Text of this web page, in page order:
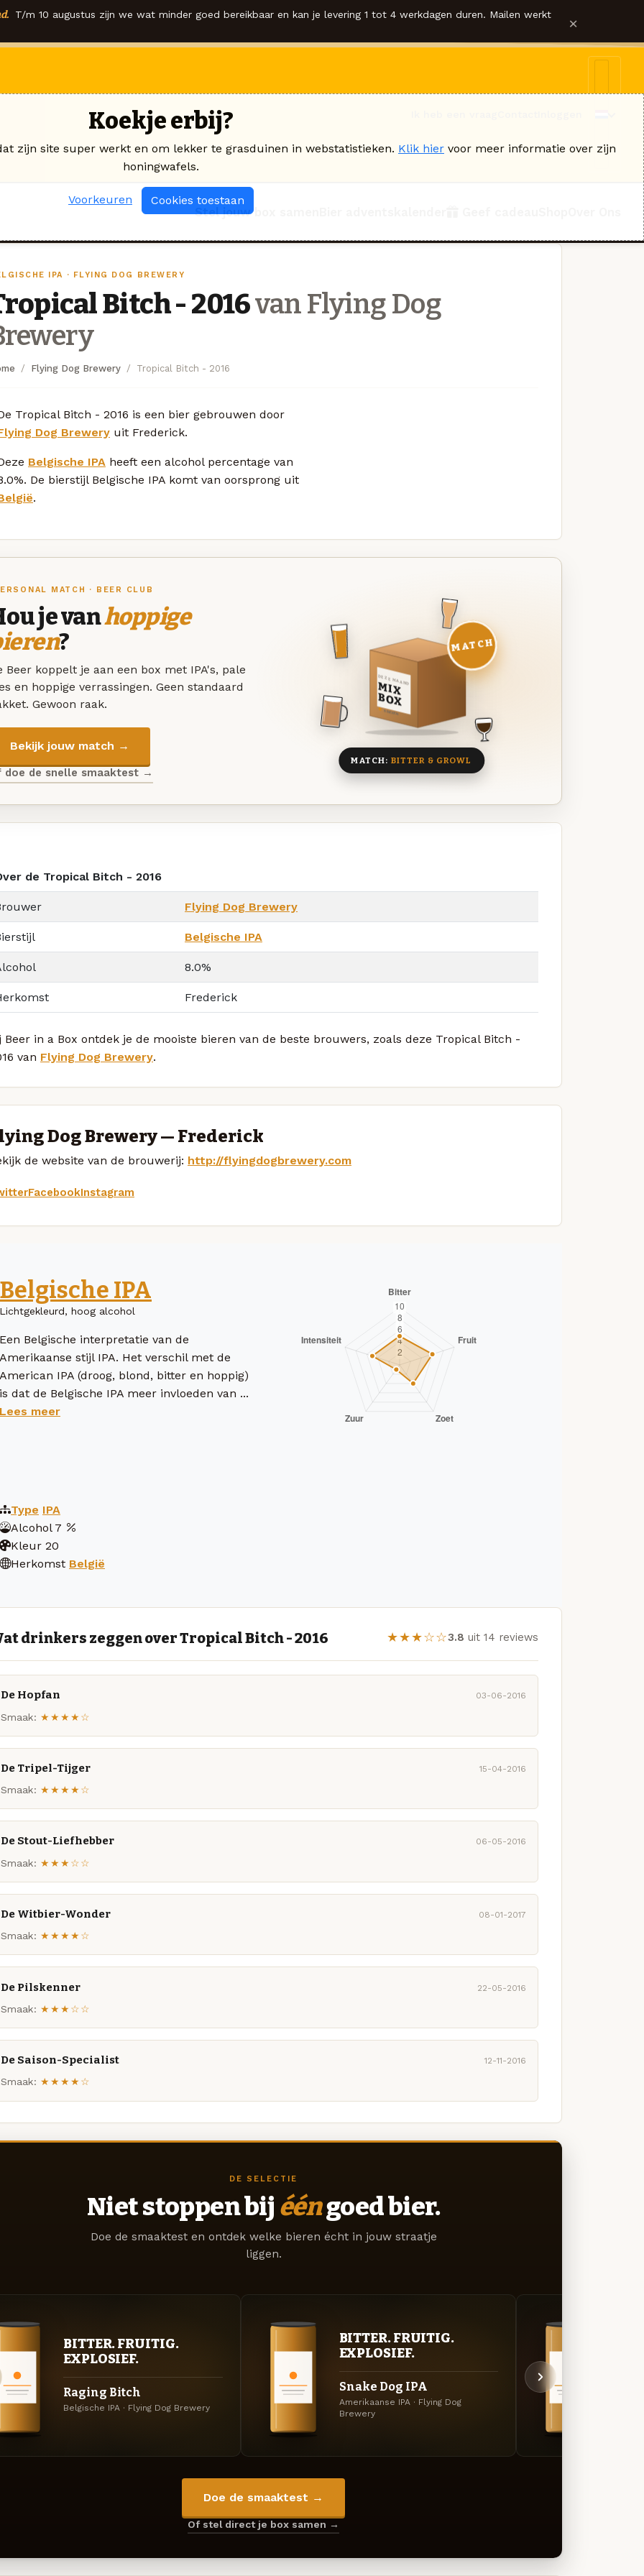
T/m 10 augustus zijn we wat minder goed bereikbaar en kan je levering 1 tot 4 werkdagen duren. Mailen werkt ×
Stel jouw box samen
IPA · FLYING DOG BREWERY
Bitch - 2016van Flying Dog
Flying Dog Brewery Tropical Bitch - 2016
Tropical Bitch - 2016 is een bier gebrouwen door
Dog Brewery uit Frederick.
Belgische IPA heeft een alcohol percentage van
De bierstijl Belgische IPA komt van oorsprong uit
.
MATCH · BEER CLUB
je vanhoppige
?
Beer koppelt je aan een box met IPA's, pale
en hoppige verrassingen. Geen standaard
Gewoon raak.
Bekijk jouw match →
doe de snelle smaaktest →
DEZE MAAND
MIX
BOX
8 BIEREN
MATCH
MATCH: BITTER & GROWL
de Tropical Bitch - 2016
Flying Dog Brewery
Belgische IPA
8.0%
Frederick
Beer in a Box ontdek je de mooiste bieren van de beste brouwers, zoals deze Tropical Bitch -
van Flying Dog Brewery.
Dog Brewery — Frederick
de website van de brouwerij: http://flyingdogbrewery.com
FacebookInstagram
Belgische IPA
Lichtgekleurd, hoog alcohol
Een Belgische interpretatie van de
Amerikaanse stijl IPA. Het verschil met de
American IPA (droog, blond, bitter en hoppig)
is dat de Belgische IPA meer invloeden van ...
Lees meer
Type IPA
Alcohol 7
Kleur 20
Herkomst België
drinkers zeggen over Tropical Bitch - 2016 ★★★☆☆3.8 uit 14 reviews
De Hopfan 03-06-2016
Smaak: ★★★★☆
De Tripel-Tijger 15-04-2016
Smaak: ★★★★☆
De Stout-Liefhebber 06-05-2016
Smaak: ★★★☆☆
De Witbier-Wonder 08-01-2017
Smaak: ★★★★☆
De Pilskenner 22-05-2016
Smaak: ★★★☆☆
De Saison-Specialist 12-11-2016
Smaak: ★★★★☆
DE SELECTIE
Niet stoppen bij ééngoed bier.
Doe de smaaktest en ontdek welke bieren écht in jouw straatje
liggen.
BITTER. FRUITIG.
EXPLOSIEF.
Raging Bitch
Belgische IPA · Flying Dog Brewery
BITTER. FRUITIG.
EXPLOSIEF.
Snake Dog IPA
Amerikaanse IPA · Flying Dog
Brewery
Doe de smaaktest →
Of stel direct je box samen →
Koekje erbij?
zijn site super werkt en om lekker te grasduinen in webstatistieken. Klik hier voor meer informatie over zijn
honingwafels.
Voorkeuren Cookies toestaan